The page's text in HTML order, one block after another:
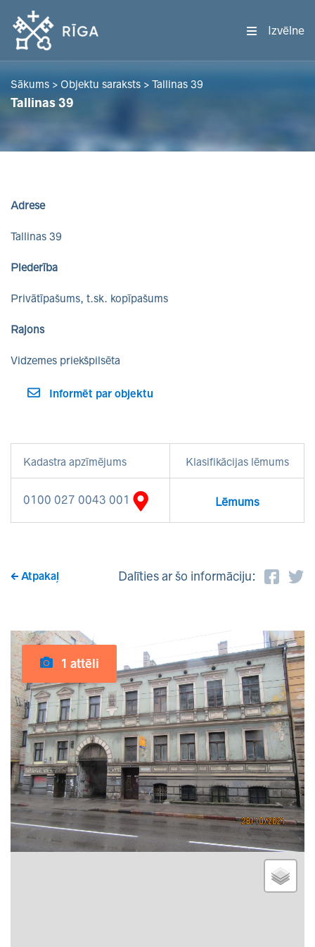
Izvēlne
Sākums > Objektu saraksts > Tallinas 39
Tallinas 39
Adrese
Tallinas 39
Piederība
Privātīpašums, t.sk. kopīpašums
Rajons
Vidzemes priekšpilsēta
Informēt par objektu
Kadastra apzīmējums Klasifikācijas lēmums
0100 027 0043 001 Lēmums
Atpakaļ Dalīties ar šo informāciju:
1 attēli